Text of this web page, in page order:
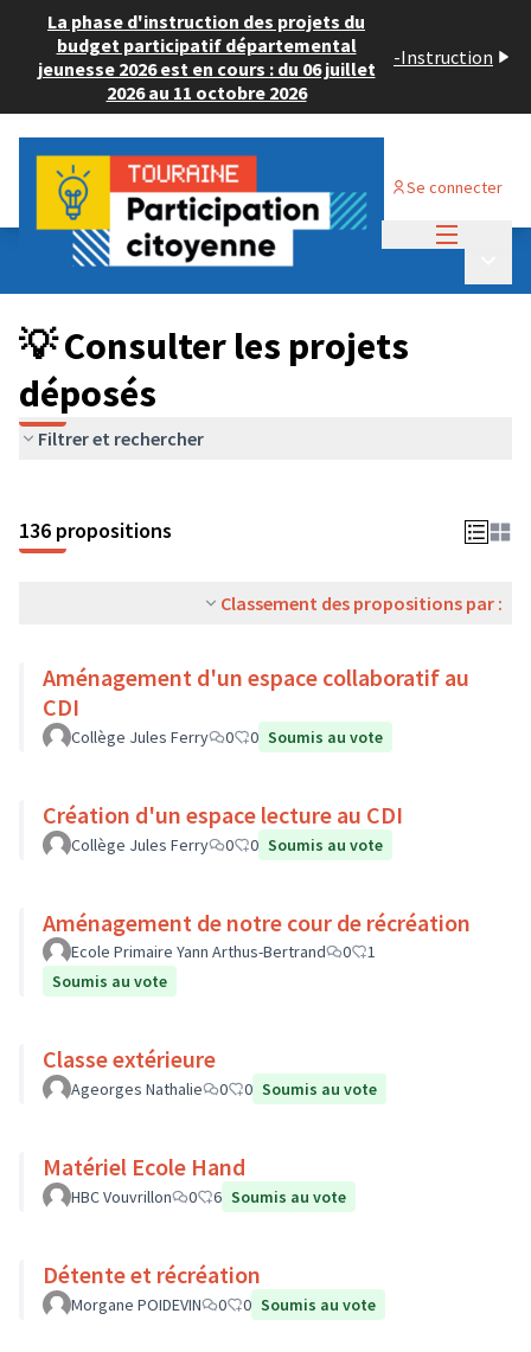
La phase d'instruction des projets du
budget participatif départemental
jeunesse 2026 est en cours : du 06 juillet
2026 au 11 octobre 2026
-Instruction
Se connecter
Budget Participatif JEUNESSE 2024
💡 Consulter les projets déposés
💡 Consulter les projets
déposés
Filtrer et rechercher
136 propositions
Classement des propositions par :
Aménagement d'un espace collaboratif au
CDI
Collège Jules Ferry 0 0 Soumis au vote
Création d'un espace lecture au CDI
Collège Jules Ferry 0 0 Soumis au vote
Aménagement de notre cour de récréation
Ecole Primaire Yann Arthus-Bertrand 0
1
Soumis au vote
Classe extérieure
Ageorges Nathalie 0 0 Soumis au vote
Matériel Ecole Hand
HBC Vouvrillon 0 6 Soumis au vote
Détente et récréation
Morgane POIDEVIN 0 0 Soumis au vote